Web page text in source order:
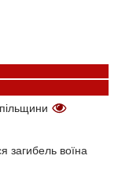
загибель воїна